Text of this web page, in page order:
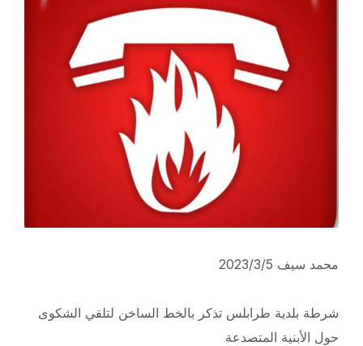
محمد سيف 2023/3/5
شرطة بلدية طرابلس تذكر بالخط الساخن لتلقي الشكوى
حول الأبنية المتصدعة